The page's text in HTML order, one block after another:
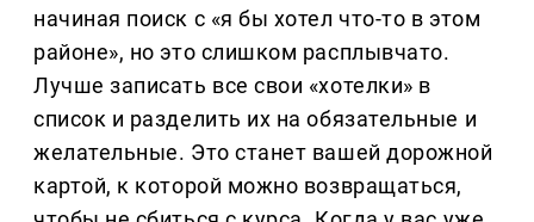
начиная поиск с «я бы хотел что-то в этом
районе», но это слишком расплывчато.
Лучше записать все свои «хотелки» в
список и разделить их на обязательные и
желательные. Это станет вашей дорожной
картой, к которой можно возвращаться,